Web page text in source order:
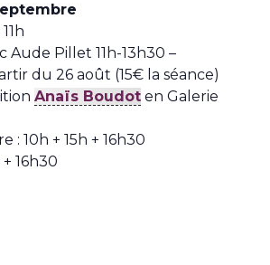
Aude Pillet 11h-13h30 –
du 26 août (15€ la séance)
Anaïs Boudot en Galerie
: 10h + 15h + 16h30
16h30